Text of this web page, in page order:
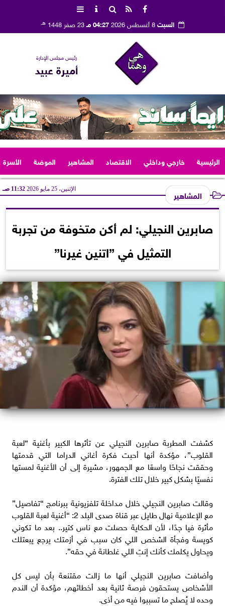
السبت8 أغسطس 2026 04:27 مـ 23 صفر 1448 هـ
رئيس مجلس الإدارة
أميرة عبيد
الرئيسية خارجي وداخلي الاقتصاد المشاهير الموضة الأسرة
المشاهير الإثنين، 25 مايو 2026 11:32 صـ
صابرين النجيلي: لم أكن متخوفة من تجربة
التمثيل في ”اتنين غيرنا”
كشفت المطربة صابرين النجيلي عن تأثرها الكبير بأغنية “لعبة
القلوب”، مؤكدة أنها أحبت فكرة أغاني الدراما التي قدمتها
وحققت نجاحًا واسعًا مع الجمهور، مشيرة إلى أن الأغنية لمستها
نفسيًا بشكل كبير خلال تلك الفترة.
وقالت صابرين النجيلي خلال مداخلة تلفزيونية ببرنامج “تفاصيل”
مع الإعلامية نهال طايل عبر قناة صدى البلد 2: “أغنية لعبة القلوب
مأثرة فيا جدًا، لأن الحكاية حصلت مع ناس كتير.. بعد ما تكوني
كويسة وفجأة الشخص اللي كان سبب في أزمتك يرجع يبعتلك
ويحاول يكلمك كأنك إنتِ اللي غلطانة في حقه”.
وأضافت صابرين النجيلي أنها ما زالت مقتنعة بأن ليس كل
الأشخاص يستحقون فرصة ثانية بعد أخطائهم، مؤكدة أن الندم
وحده لا يُصلح ما تسببوا فيه من أذى.